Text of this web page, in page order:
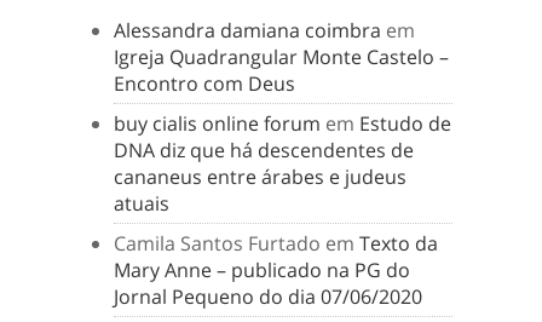
Alessandra damiana coimbra em
Igreja Quadrangular Monte Castelo –
Encontro com Deus
buy cialis online forum em Estudo de
DNA diz que há descendentes de
cananeus entre árabes e judeus
atuais
Camila Santos Furtado em Texto da
Mary Anne – publicado na PG do
Jornal Pequeno do dia 07/06/2020